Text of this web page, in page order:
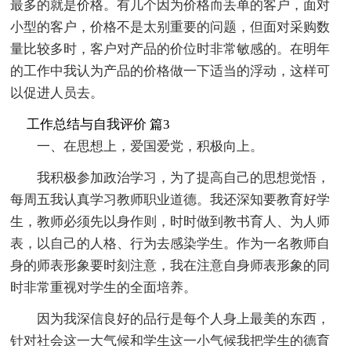
最多的就是价格。有几个因为价格而丢单的客户，面对
小型的客户，价格不是太别重要的问题，但面对采购数
量比较多时，客户对产品的价位时非常敏感的。在明年
的工作中我认为产品的价格做一下适当的浮动，这样可
以促进人员去。
工作总结与自我评价 篇3
一、在思想上，爱国爱党，积极向上。
我积极参加政治学习，为了提高自己的思想觉悟，
每周五我认真学习教师职业道德。我还深知要教育好学
生，教师必须先以身作则，时时做到教书育人、为人师
表，以自己的人格、行为去感染学生。作为一名教师自
身的师表形象要时刻注意，我在注意自身师表形象的同
时非常重视对学生的全面培养。
因为我深信良好的品行是每个人身上最美的东西，
针对社会这一大气候和学生这一小气候我把学生的德育